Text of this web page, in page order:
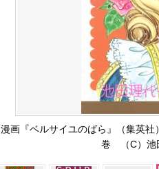
漫画『ベルサイユのばら』（集英
巻 （C）池